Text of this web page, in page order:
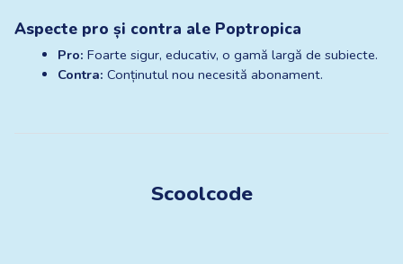
Aspecte pro și contra ale Poptropica
Pro: Foarte sigur, educativ, o gamă largă de subiecte.
Contra: Conținutul nou necesită abonament.
Scoolcode